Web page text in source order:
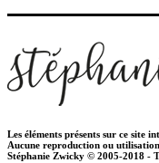
Les éléments présents sur ce site
Aucune reproduction ou utilisation
Stéphanie Zwicky © 2005-2018 -